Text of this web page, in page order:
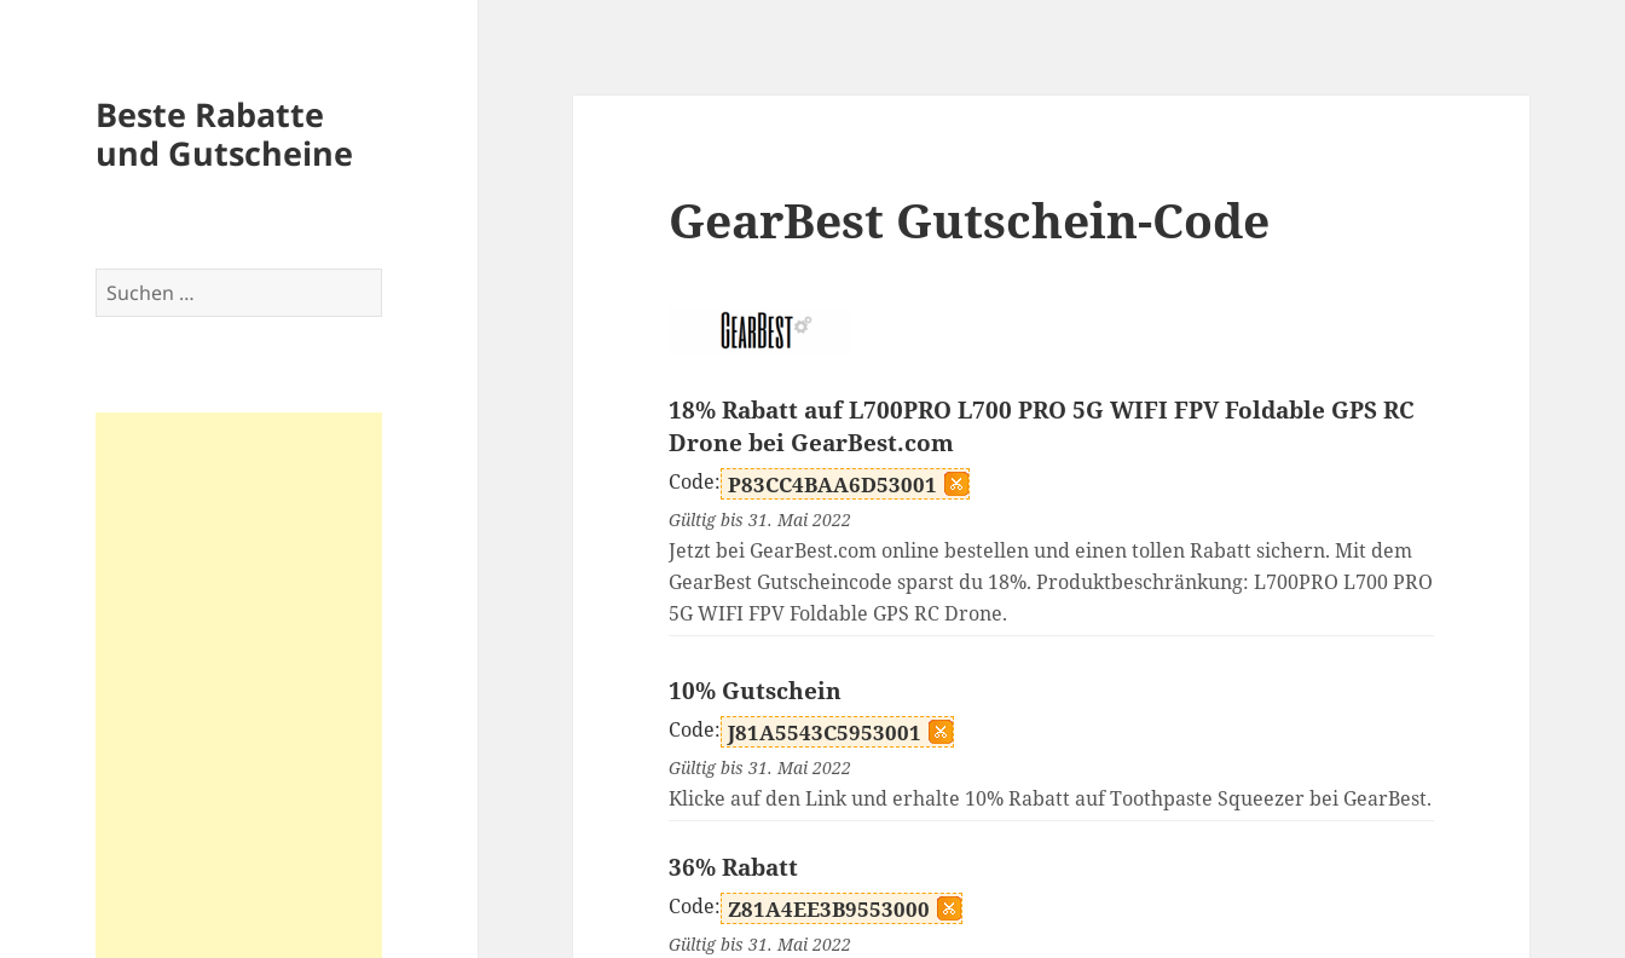
Beste Rabatte
und Gutscheine
Suchen
nach:
GearBest Gutschein-Code
18% Rabatt auf L700PRO L700 PRO 5G WIFI FPV Foldable GPS RC
Drone bei GearBest.com
Code: P83CC4BAA6D53001
Gültig bis 31. Mai 2022
Jetzt bei GearBest.com online bestellen und einen tollen Rabatt sichern. Mit dem
GearBest Gutscheincode sparst du 18%. Produktbeschränkung: L700PRO L700 PRO
5G WIFI FPV Foldable GPS RC Drone.
10% Gutschein
Code: J81A5543C5953001
Gültig bis 31. Mai 2022
Klicke auf den Link und erhalte 10% Rabatt auf Toothpaste Squeezer bei GearBest.
36% Rabatt
Code: Z81A4EE3B9553000
Gültig bis 31. Mai 2022